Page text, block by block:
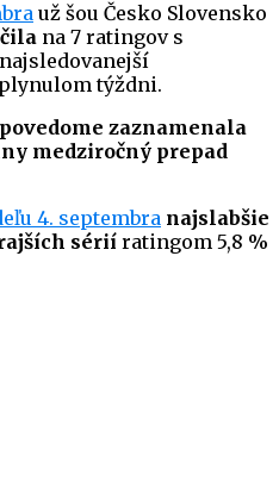
už šou Česko Slovensko
na 7 ratingov s
týždni.
zaznamenala
medziročný prepad
4. septembra najslabšie
sérií ratingom 5,8 %